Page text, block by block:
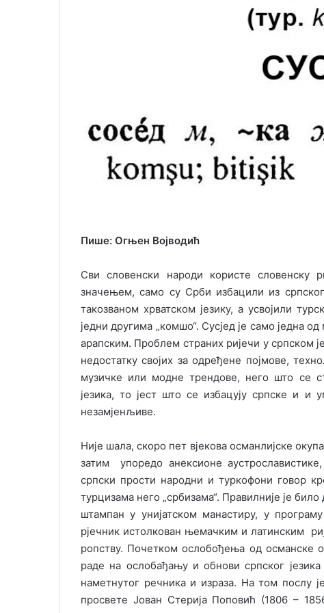
Пише: Огњен Војводић
Сви словенски народи користе словенску
значењем, само су Срби избацили из српског
такозваном хрватском језику, а усвојили
једни другима „комшо“. Сусјед је само једна
арапским. Проблем страних ријечи у српском
недостатку својих за одређене појмове,
музичке или модне трендове, него што се
језика, то јест што се избацују српске и и
незамјенљиве.
Није шала, скоро пет вјекова османлијске
затим упоредо анексионе
српски прости народни и туркофони говор
турцизама него „србизама“. Правилније је
штампан у унијатском манастиру, у
рјечник истолкован њемачким и латинским
ропству. Почетком ослобођења од османске
раде на ослобађању и обнови српског
наметнутог речника и израза. На том послу
просвете Јован Стерија Поповић (1806 –